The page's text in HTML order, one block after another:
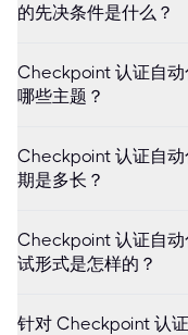
的先决条件是什么？
Checkpoint 认证自
哪些主题？
Checkpoint 认证自
期是多长？
Checkpoint 认证自
试形式是怎样的？
针对 Checkpoint 认